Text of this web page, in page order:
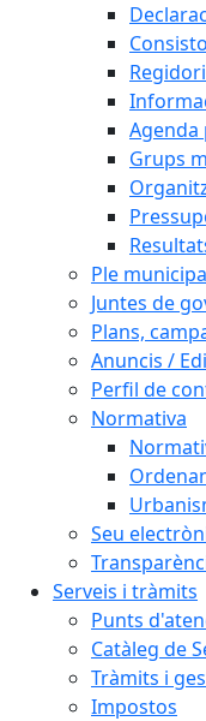
Agenda
Grups
Ple
Juntes de
Plans,
Anuncis /
Perfil de
Normativa
Seu
Serveis i tràmits
Punts
Catàleg de
Tràmits i
Impostos